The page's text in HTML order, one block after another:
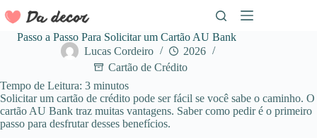
para
conteúdo
Passo a Passo Para Solicitar um Cartão AU Bank
Lucas Cordeiro
2026
Cartão de Crédito
Tempo de Leitura: 3 minutos
Solicitar um cartão de crédito pode ser fácil se você sabe o caminho. O
cartão AU Bank traz muitas vantagens. Saber como pedir é o primeiro
passo para desfrutar desses benefícios.